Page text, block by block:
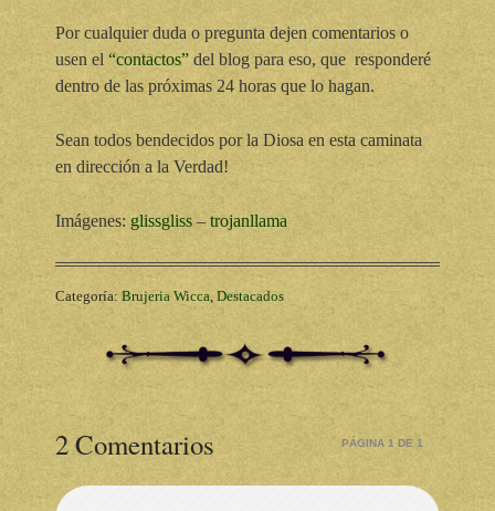
Por cualquier duda o pregunta dejen comentarios o
usen el “contactos” del blog para eso, que responderé
dentro de las próximas 24 horas que lo hagan.
Sean todos bendecidos por la Diosa en esta caminata
en dirección a la Verdad!
Imágenes: glissgliss– trojanllama
Categoría: Brujeria Wicca Destacados
2 Comentarios PÁGINA 1 DE 1